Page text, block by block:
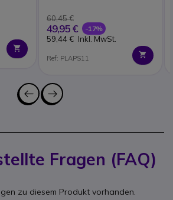
60,45 €
49,95 € -17%
59,44 € Inkl. MwSt.
Ref: PLAPS11
Fragen (FAQ)
zu diesem Produkt vorhanden.